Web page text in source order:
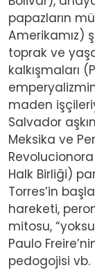
papazların
Amerikamız)
toprak ve
kalkışmaları
maden
Salvador
Meksika ve
Halk Birliği)
Torres’in
hareketi,
mitosu,
Paulo
pedogojisi vb.